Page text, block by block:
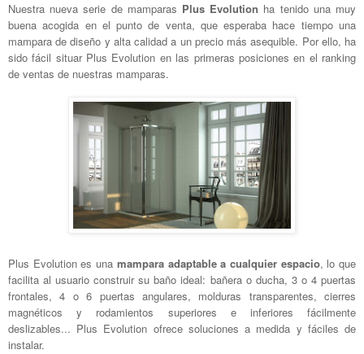
Nuestra nueva serie de mamparas Plus Evolution ha tenido una muy
buena acogida en el punto de venta, que esperaba hace tiempo una
mampara de diseño y alta calidad a un precio más asequible. Por ello, ha
sido fácil situar Plus Evolution en las primeras posiciones en el ranking
de ventas de nuestras mamparas.
Plus Evolution es una mampara adaptable a cualquier espacio, lo que
facilita al usuario construir su baño ideal: bañera o ducha, 3 o 4 puertas
frontales, 4 o 6 puertas angulares, molduras transparentes, cierres
magnéticos y rodamientos superiores e inferiores fácilmente
deslizables... Plus Evolution ofrece soluciones a medida y fáciles de
instalar.